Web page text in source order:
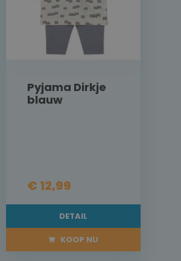
Pyjama Dirkje
blauw
€ 12,99
DETAIL
KOOP NU